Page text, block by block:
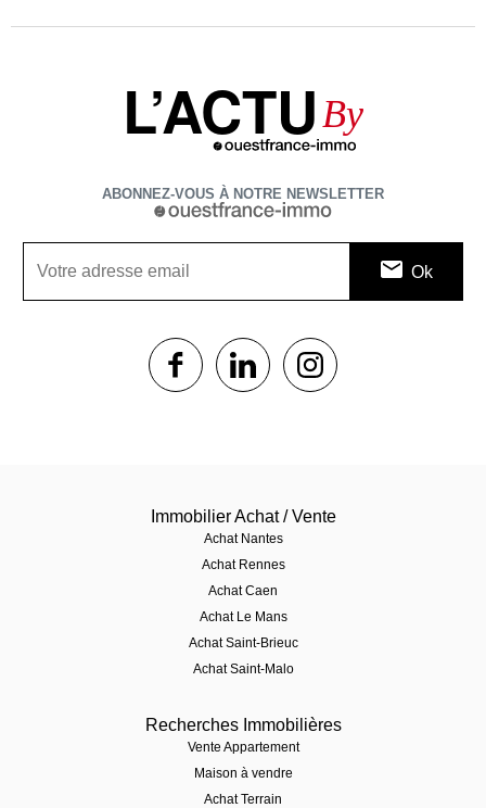
L’ACTUBy
ABONNEZ-VOUS À NOTRE NEWSLETTER
1$s 1$s
Immobilier Achat / Vente
Achat Nantes
Achat Rennes
Achat Caen
Achat Le Mans
Achat Saint-Brieuc
Achat Saint-Malo
Recherches Immobilières
Vente Appartement
Maison à vendre
Achat Terrain